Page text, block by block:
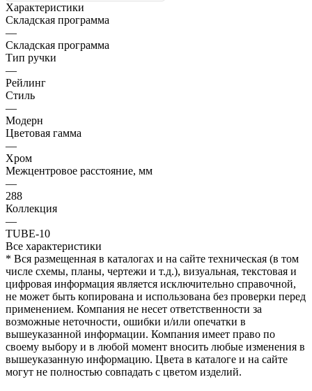
Характеристики
Складская программа
—
Складская программа
Тип ручки
—
Рейлинг
Стиль
—
Модерн
Цветовая гамма
—
Хром
Межцентровое расстояние, мм
—
288
Коллекция
—
TUBE-10
Все характеристики
* Вся размещенная в каталогах и на сайте техническая (в том
числе схемы, планы, чертежи и т.д.), визуальная, текстовая и
цифровая информация является исключительно справочной,
не может быть копирована и использована без проверки перед
применением. Компания не несет ответственности за
возможные неточности, ошибки и/или опечатки в
вышеуказанной информации. Компания имеет право по
своему выбору и в любой момент вносить любые изменения в
вышеуказанную информацию. Цвета в каталоге и на сайте
могут не полностью совпадать с цветом изделий.